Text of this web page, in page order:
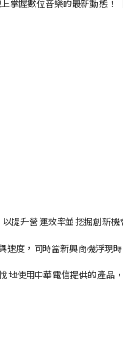
掌握數位音樂的最新動態！
升營運效率並挖掘創
度，同時當新興商機浮
使用中華電信提供的產